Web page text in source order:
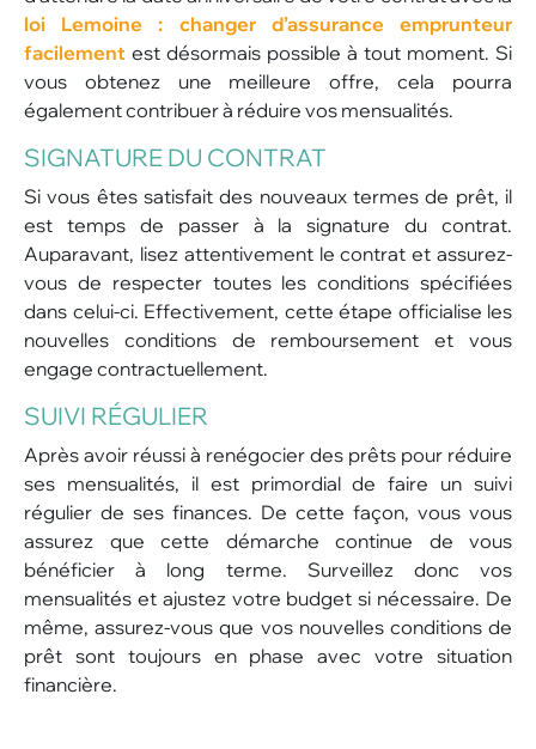
loi Lemoine : changer d’assurance emprunteur
facilement est désormais possible à tout moment. Si
vous obtenez une meilleure offre, cela pourra
également contribuer à réduire vos mensualités.
SIGNATURE DU CONTRAT
Si vous êtes satisfait des nouveaux termes de prêt, il
est temps de passer à la signature du contrat.
Auparavant, lisez attentivement le contrat et assurez-
vous de respecter toutes les conditions spécifiées
dans celui-ci. Effectivement, cette étape officialise les
nouvelles conditions de remboursement et vous
engage contractuellement.
SUIVI RÉGULIER
Après avoir réussi à renégocier des prêts pour réduire
ses mensualités, il est primordial de faire un suivi
régulier de ses finances. De cette façon, vous vous
assurez que cette démarche continue de vous
bénéficier à long terme. Surveillez donc vos
mensualités et ajustez votre budget si nécessaire. De
même, assurez-vous que vos nouvelles conditions de
prêt sont toujours en phase avec votre situation
financière.